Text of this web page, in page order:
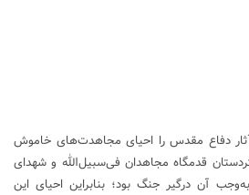
دفاع مقدس را احیای مجاهدت‌های خاموش
قدمگاه مجاهدان فی‌سبیل‌الله و شهدای
آن درگیر جنگ بود؛ بنابراین احیای این